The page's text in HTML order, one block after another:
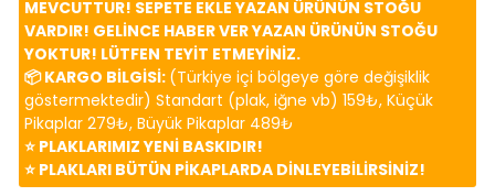
MEVCUTTUR! SEPETE EKLE YAZAN ÜRÜNÜN STOĞU
VARDIR! GELİNCE HABER VER YAZAN ÜRÜNÜN STOĞU
YOKTUR! LÜTFEN TEYİT ETMEYİNİZ.
📦 KARGO BİLGİSİ: (Türkiye içi bölgeye göre değişiklik
göstermektedir) Standart (plak, iğne vb) 159₺, Küçük
Pikaplar 279₺, Büyük Pikaplar 489₺
⭐️ PLAKLARIMIZ YENİ BASKIDIR!
⭐️ PLAKLARI BÜTÜN PİKAPLARDA DİNLEYEBİLİRSİNİZ!